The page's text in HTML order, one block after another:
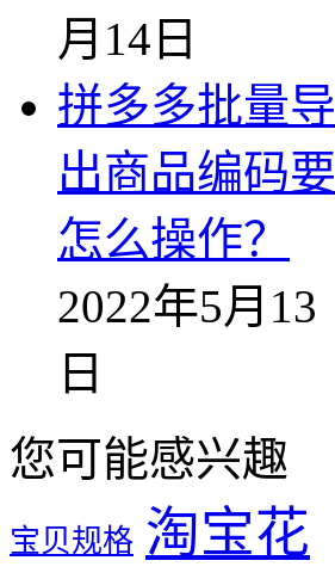
月14日
拼多多批量导
出商品编码要
怎么操作？
2022年5月13
日
您可能感兴趣
宝贝规格 淘宝花